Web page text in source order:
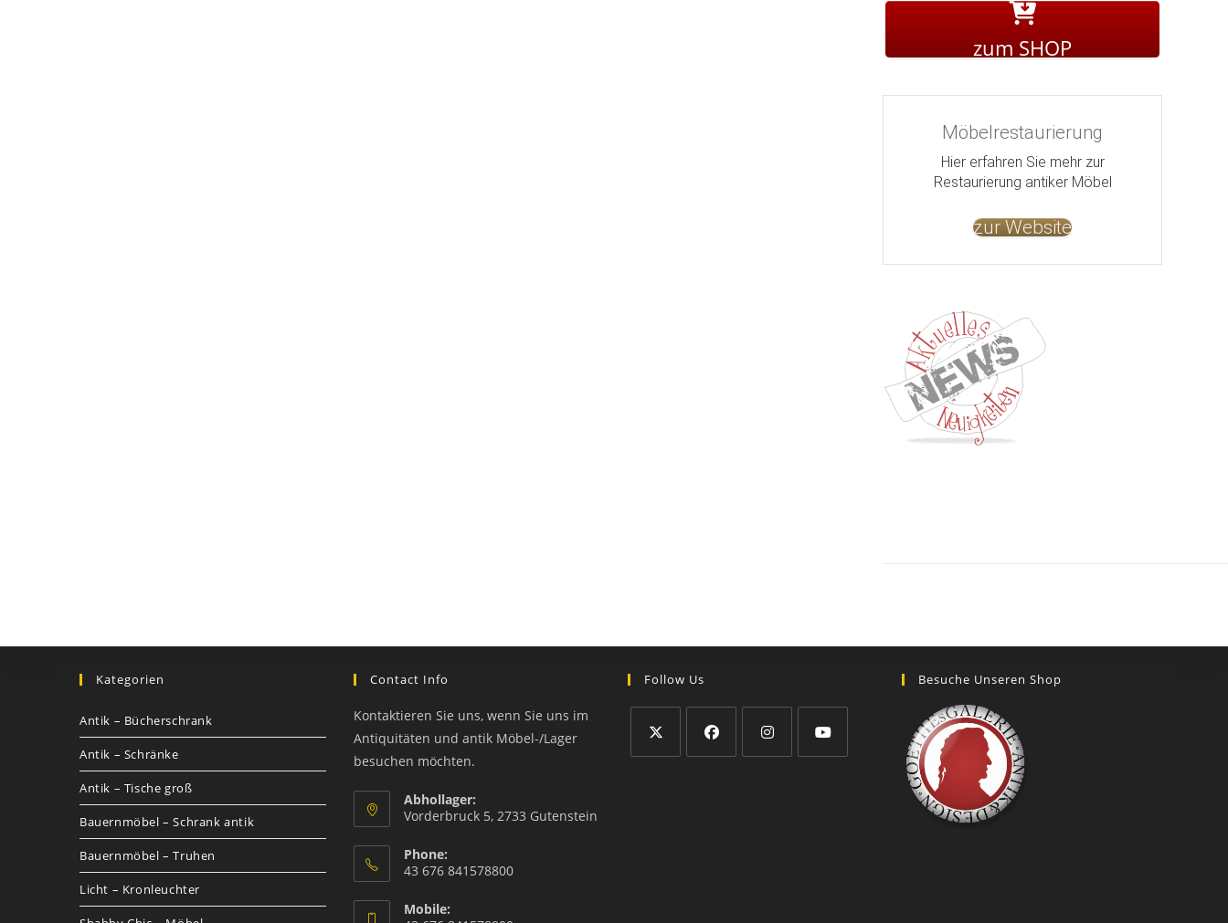
zum SHOP
Möbelrestaurierung
Hier erfahren Sie mehr zur
Restaurierung antiker Möbel
zur Website
Kategorien
Antik – Bücherschrank
Antik – Schränke
Antik – Tische groß
Bauernmöbel – Schrank antik
Bauernmöbel – Truhen
Licht – Kronleuchter
Contact Info
Kontaktieren Sie uns, wenn Sie uns im
Antiquitäten und antik Möbel-/Lager
besuchen möchten.
Abhollager:
Vorderbruck 5, 2733 Gutenstein
Phone:
43 676 841578800
Mobile:
Follow Us Besuche Unseren Shop